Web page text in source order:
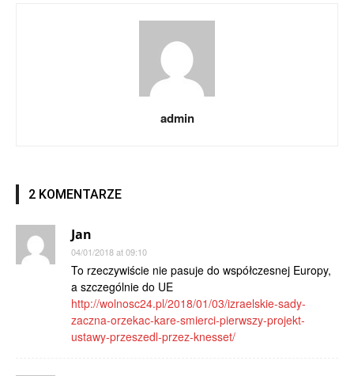
admin
2 KOMENTARZE
Jan
04/01/2018 at 09:10
To rzeczywiście nie pasuje do współczesnej Europy,
a szczególnie do UE
http://wolnosc24.pl/2018/01/03/izraelskie-sady-
zaczna-orzekac-kare-smierci-pierwszy-projekt-
ustawy-przeszedl-przez-knesset/